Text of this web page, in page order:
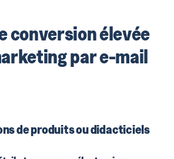
conversion élevée
par e-mail
de produits ou didacticiels